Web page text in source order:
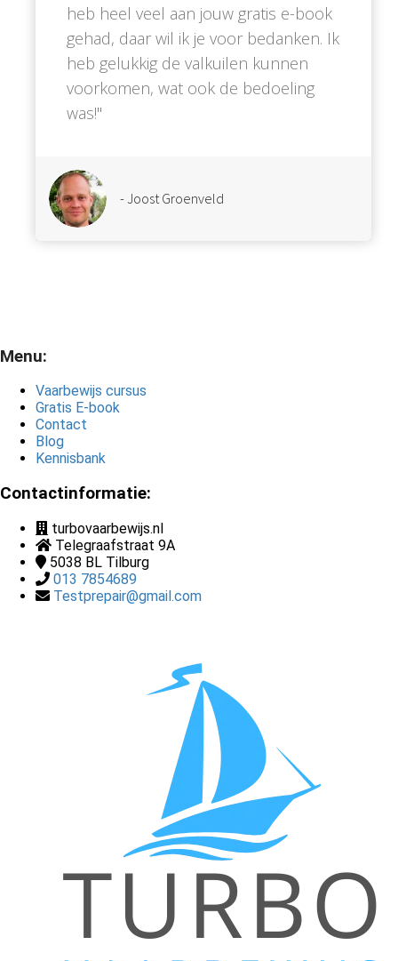
heb heel veel aan jouw gratis e-book
gehad, daar wil ik je voor bedanken. Ik
heb gelukkig de valkuilen kunnen
voorkomen, wat ook de bedoeling
was!''
- Joost Groenveld
Menu:
Vaarbewijs cursus
Gratis E-book
Contact
Blog
Kennisbank
Contactinformatie:
turbovaarbewijs.nl
Telegraafstraat 9A
5038 BL Tilburg
013 7854689
Testprepair@gmail.com